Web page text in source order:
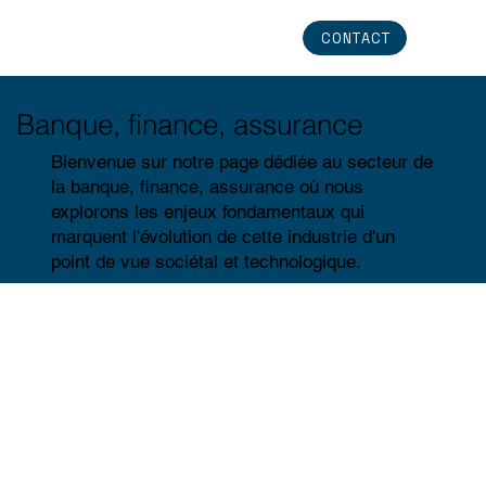
CONTACT
Banque, finance, assurance
Bienvenue sur notre page dédiée au secteur de
la banque, finance, assurance où nous
explorons les enjeux fondamentaux qui
marquent l'évolution de cette industrie d'un
point de vue sociétal et technologique.